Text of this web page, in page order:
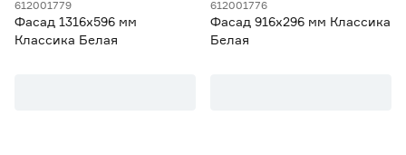
612001779
Фасад 1316х596 мм
Классика Белая
612001776
Фасад 916х296 мм Классика
Белая